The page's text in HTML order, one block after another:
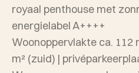
royaal penthouse met
energielabel A++++
Woonoppervlakte ca. 112
m² (zuid) |